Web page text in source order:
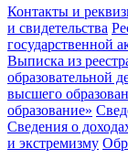
Контакты и
и свидетельства
государственной
Выписка из
образовательной
высшего
образование»
Сведения о
и экстремизму